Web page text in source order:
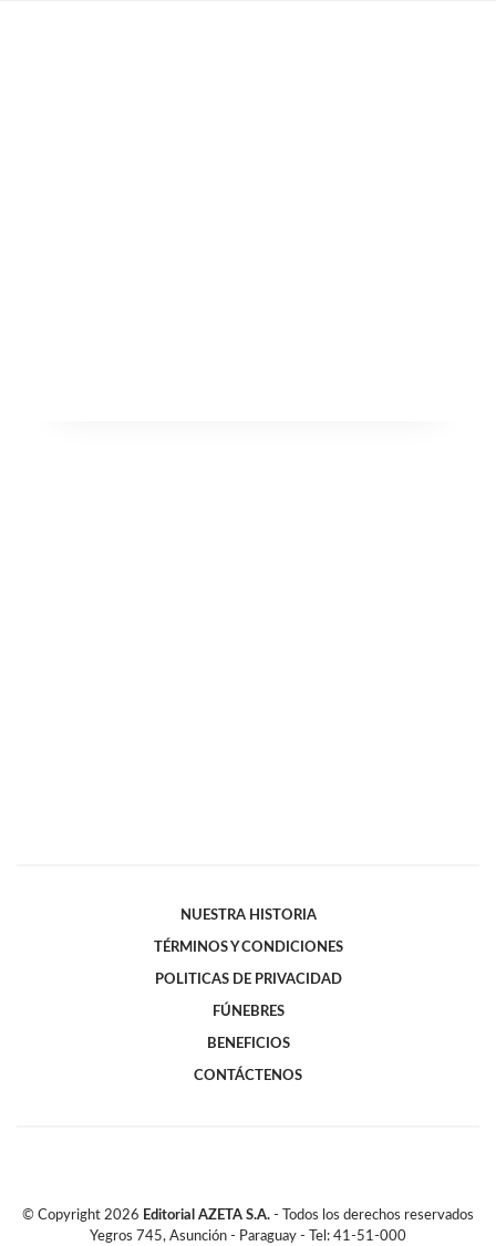
NUESTRA HISTORIA
TÉRMINOS Y CONDICIONES
POLITICAS DE PRIVACIDAD
FÚNEBRES
BENEFICIOS
CONTÁCTENOS
© Copyright 2026 Editorial AZETA S.A. - Todos los derechos reservados
Yegros 745, Asunción - Paraguay - Tel: 41-51-000